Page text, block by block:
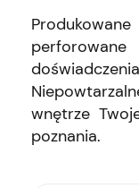
wnętrze
poznania.